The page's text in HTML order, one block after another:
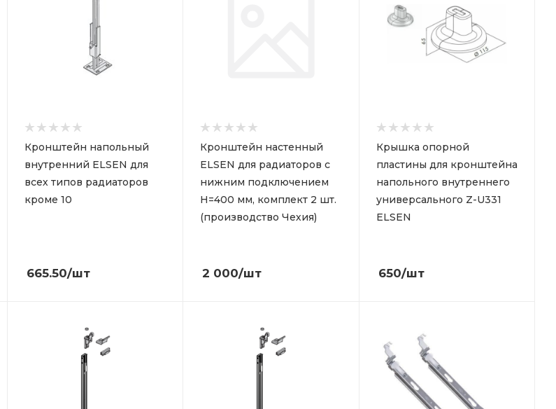
Кронштейн напольный
внутренний ELSEN для
всех типов радиаторов
кроме 10
665.50/шт
Кронштейн настенный
ELSEN для радиаторов с
нижним подключением
Н=400 мм, комплект 2 шт.
(производство Чехия)
2 000/шт
Крышка опорной
пластины для кронштейна
напольного внутреннего
универсального Z-U331
ELSEN
650/шт